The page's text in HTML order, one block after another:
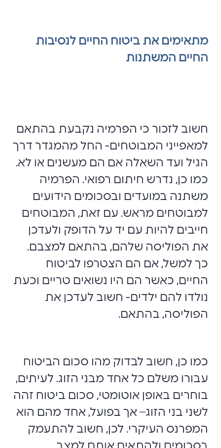
מתאימים את ביטוח החיים לנסיבות
החיים המשתנות
חשוב לזכור כי הפרמיה נקבעת בהתאם
למאפייני המבוטחים- החל מהמגדר דרך
הגיל ועד השאלה אם הם מעשנים או לא.
כמו כן, נדרש חיתום רפואי. הפרמיה
משתנה במועדים ובסכומים הידועים
למבוטחים מראש. עם זאת, המבוטחים
חייבים להיות עם יד על הדופק ולעדכן
את הפוליסה שלהם, בהתאם למצבם.
כך למשל, אם הם הצטרפו לביטוח
החיים, כאשר הם היו נשואים טריים וכעת
נולדו להם ילדים- חשוב לעדכן את
הפוליסה, בהתאם.
כמו כן, חשוב לבדוק מהו סכום הביטוח
עבורו משלם כל אחד מבני הזוג. לעיתים,
בוחרים באופן אוטומטי, סכום ביטוח זהה
לשני בני הזוג– אך בפועל, אחד מהם הוא
המפרנס העיקרי. לכן, חשוב להתעמק